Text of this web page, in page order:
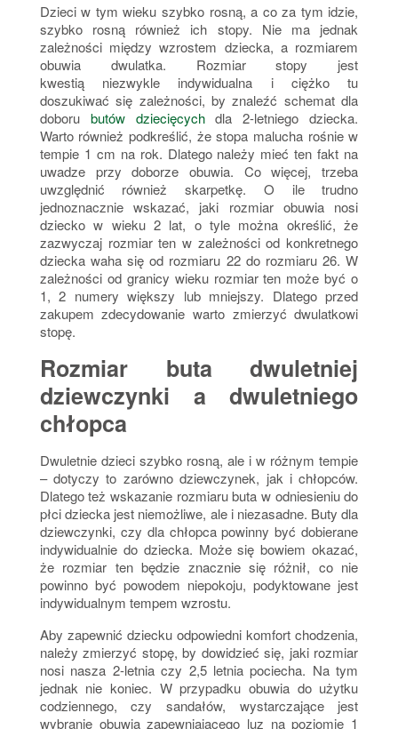
Dzieci w tym wieku szybko rosną, a co za tym idzie,
szybko rosną również ich stopy. Nie ma jednak
zależności między wzrostem dziecka, a rozmiarem
obuwia dwulatka. Rozmiar stopy jest
kwestią niezwykle indywidualna i ciężko tu
doszukiwać się zależności, by znaleźć schemat dla
doboru butów dziecięcychdla 2-letniego dziecka.
Warto również podkreślić, że stopa malucha rośnie w
tempie 1 cm na rok. Dlatego należy mieć ten fakt na
uwadze przy doborze obuwia. Co więcej, trzeba
uwzględnić również skarpetkę. O ile trudno
jednoznacznie wskazać, jaki rozmiar obuwia nosi
dziecko w wieku 2 lat, o tyle można określić, że
zazwyczaj rozmiar ten w zależności od konkretnego
dziecka waha się od rozmiaru 22 do rozmiaru 26. W
zależności od granicy wieku rozmiar ten może być o
1, 2 numery większy lub mniejszy. Dlatego przed
zakupem zdecydowanie warto zmierzyć dwulatkowi
stopę.
Rozmiar buta dwuletniej
dziewczynki a dwuletniego
chłopca
Dwuletnie dzieci szybko rosną, ale i w różnym tempie
– dotyczy to zarówno dziewczynek, jak i chłopców.
Dlatego też wskazanie rozmiaru buta w odniesieniu do
płci dziecka jest niemożliwe, ale i niezasadne. Buty dla
dziewczynki, czy dla chłopca powinny być dobierane
indywidualnie do dziecka. Może się bowiem okazać,
że rozmiar ten będzie znacznie się różnił, co nie
powinno być powodem niepokoju, podyktowane jest
indywidualnym tempem wzrostu.
Aby zapewnić dziecku odpowiedni komfort chodzenia,
należy zmierzyć stopę, by dowidzieć się, jaki rozmiar
nosi nasza 2-letnia czy 2,5 letnia pociecha. Na tym
jednak nie koniec. W przypadku obuwia do użytku
codziennego, czy sandałów, wystarczające jest
wybranie obuwia zapewniającego luz na poziomie 1